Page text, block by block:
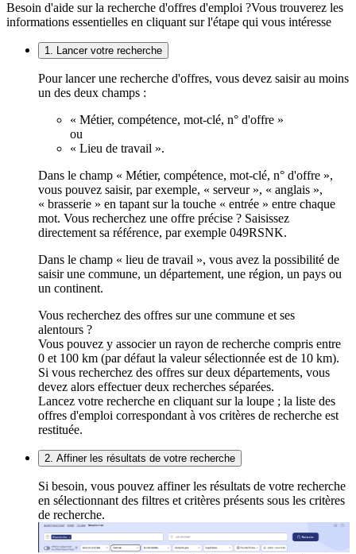
Besoin d'aide sur la recherche d'offres d'emploi ?Vous trouverez les
informations essentielles en cliquant sur l'étape qui vous intéresse
1. Lancer votre recherche
Pour lancer une recherche d'offres, vous devez saisir au moins
un des deux champs :
« Métier, compétence, mot-clé, n° d'offre »
ou
« Lieu de travail ».
Dans le champ « Métier, compétence, mot-clé, n° d'offre »,
vous pouvez saisir, par exemple, « serveur », « anglais »,
« brasserie » en tapant sur la touche « entrée » entre chaque
mot. Vous recherchez une offre précise ? Saisissez
directement sa référence, par exemple 049RSNK.
Dans le champ « lieu de travail », vous avez la possibilité de
saisir une commune, un département, une région, un pays ou
un continent.
Vous recherchez des offres sur une commune et ses
alentours ?
Vous pouvez y associer un rayon de recherche compris entre
0 et 100 km (par défaut la valeur sélectionnée est de 10 km).
Si vous recherchez des offres sur deux départements, vous
devez alors effectuer deux recherches séparées.
Lancez votre recherche en cliquant sur la loupe ; la liste des
offres d'emploi correspondant à vos critères de recherche est
restituée.
2. Affiner les résultats de votre recherche
Si besoin, vous pouvez affiner les résultats de votre recherche
en sélectionnant des filtres et critères présents sous les critères
de recherche.